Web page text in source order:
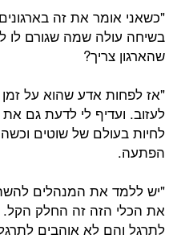
"כשאני אומר את זה
בשיחה עולה שמה שגורם
שהארגון צריך?
"אז לפחות אדע שהוא על
לעזוב. ועדיף לי לדעת גם
לחיות בעולם של שוטים
הפתעה.
"יש ללמד את המנהלים
את הכלי הזה זה החלק הקל.
לתרגל והם לא אוהבים